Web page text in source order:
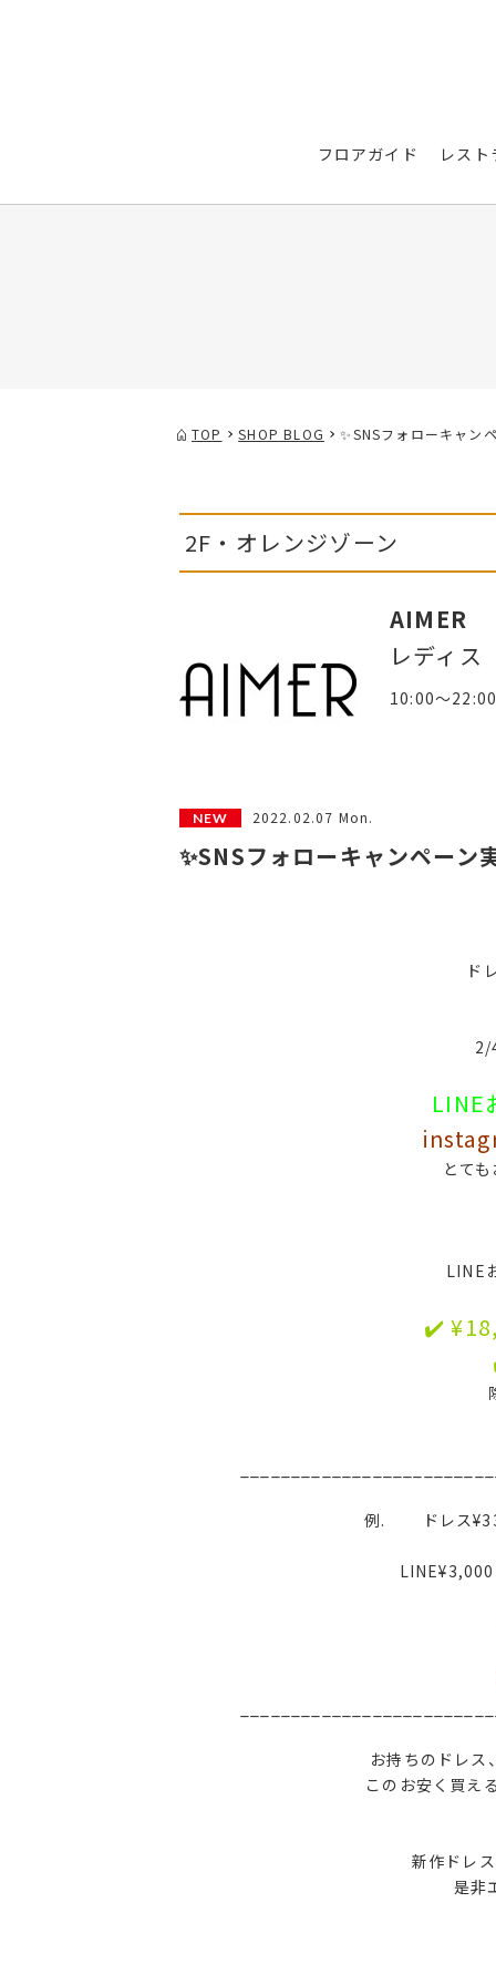
フロアガイド レスト
TOP SHOP BLOG ✨SNSフォローキャン
2F・オレンジゾーン
AIMER
レディス
10:00～22:00
2022.02.07 Mon.
✨SNSフォローキャンペーン
ド
2/
LINE
とて
LINE
✔️
例. ドレス
お持ちのドレス
このお安く買え
新作ドレ
是非